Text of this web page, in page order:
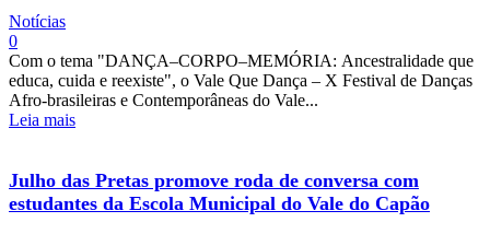
Notícias
0
Com o tema "DANÇA–CORPO–MEMÓRIA: Ancestralidade que
educa, cuida e reexiste", o Vale Que Dança – X Festival de Danças
Afro-brasileiras e Contemporâneas do Vale...
Leia mais
Julho das Pretas promove roda de conversa com
estudantes da Escola Municipal do Vale do Capão